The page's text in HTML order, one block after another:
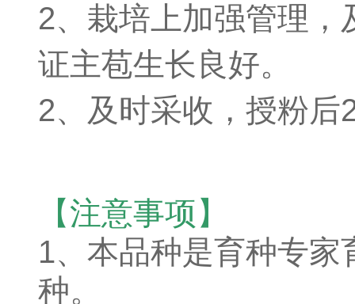
2、栽培上加强管理
证主苞生长良好。
2、及时采收，授粉后
【注意事项】
1、本品种是育种专
种。